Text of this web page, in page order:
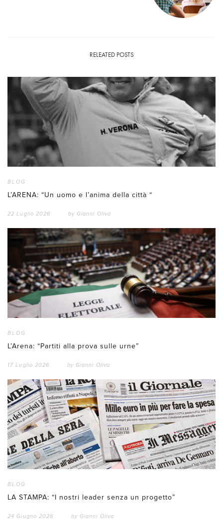
RELEATED POSTS
BLOG
L’ARENA: “Un uomo e l’anima della città “
22 Luglio 2026 by Gianni Oliva
BLOG
L’Arena: “Partiti alla prova sulle urne”
17 Luglio 2026 by Gianni Oliva
BLOG
LA STAMPA: “I nostri leader senza un progetto”
24 Giugno 2026 by Gianni Oliva